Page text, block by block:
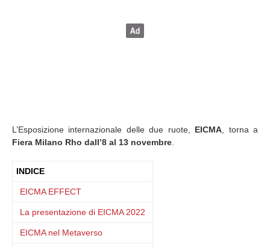
L’Esposizione internazionale delle due ruote, EICMA , torna a
Fiera Milano Rho dall’8 al 13 novembre
INDICE
EICMA EFFECT
La presentazione di EICMA 2022
EICMA nel Metaverso